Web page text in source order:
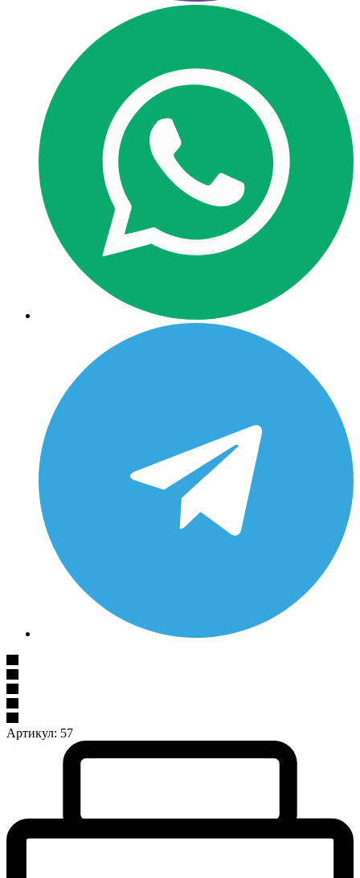
Артикул: 57